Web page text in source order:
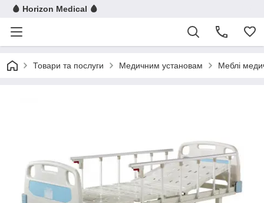
🩸 Horizon Medical 🩸
Товари та послуги Медичним установам Меблі